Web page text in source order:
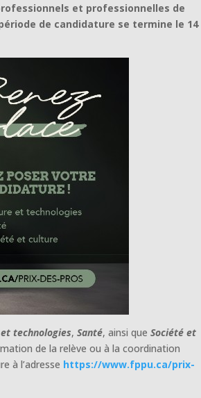
et professionnelles de
de candidature se termine le 14
technologies,Santé, ainsi queSociété et
de la relève ou à la coordination
à l’adresse https://www.fppu.ca/prix-